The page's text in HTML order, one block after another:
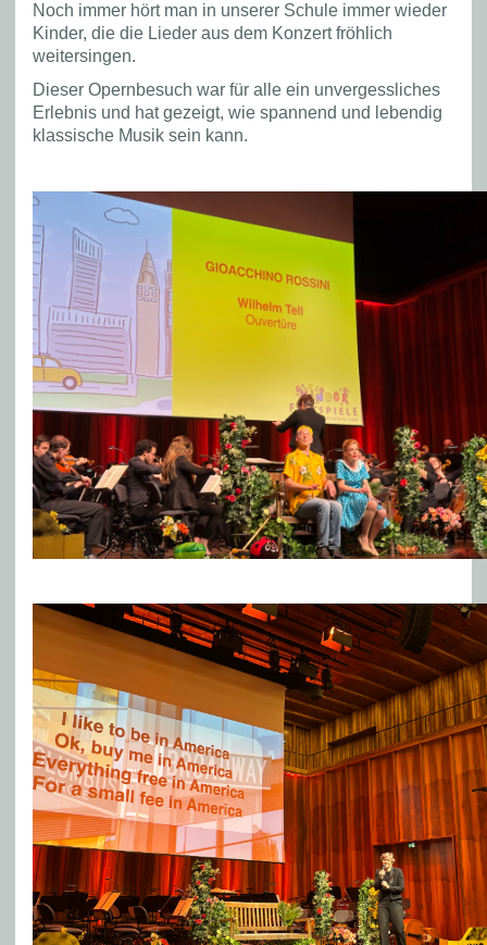
Noch immer hört man in unserer Schule immer wieder
Kinder, die die Lieder aus dem Konzert fröhlich
weitersingen.
Dieser Opernbesuch war für alle ein unvergessliches
Erlebnis und hat gezeigt, wie spannend und lebendig
klassische Musik sein kann.